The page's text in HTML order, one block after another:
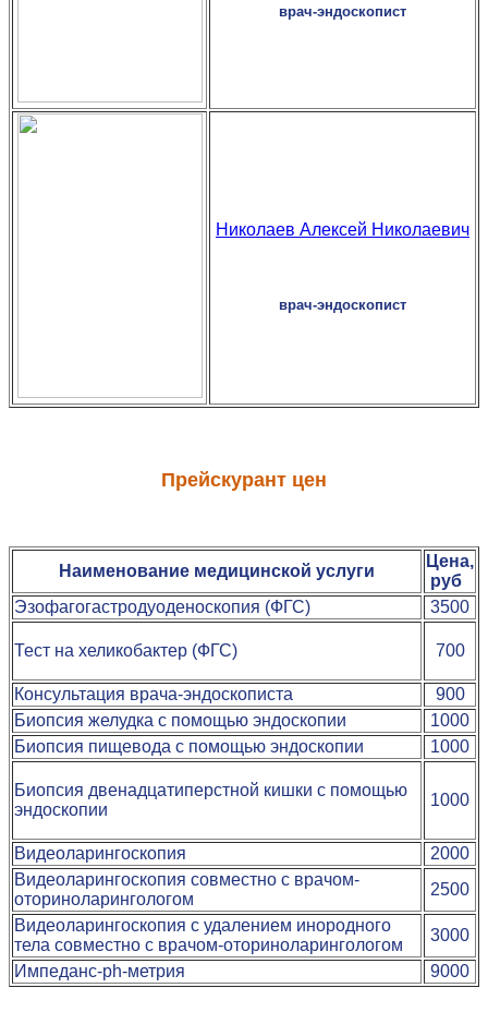
врач-эндоскопист
Николаев Алексей Николаевич
врач-эндоскопист
Прейскурант цен
Наименование медицинской услуги
Цена,
руб
Эзофагогастродуоденоскопия (ФГС)
3500
Тест на хеликобактер (ФГС) 700
Консультация врача-эндоскописта
900
Биопсия желудка с помощью эндоскопии
1000
Биопсия пищевода с помощью эндоскопии
1000
Биопсия двенадцатиперстной кишки с помощью
эндоскопии
1000
Видеоларингоскопия
2000
Видеоларингоскопия совместно с врачом-
оториноларингологом
2500
Видеоларингоскопия с удалением инородного
тела совместно с врачом-оториноларингологом
3000
Импеданс-ph-метрия
9000